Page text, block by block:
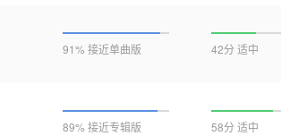
91% 接近单曲版 42分 适中
89% 接近专辑版 58分 适中